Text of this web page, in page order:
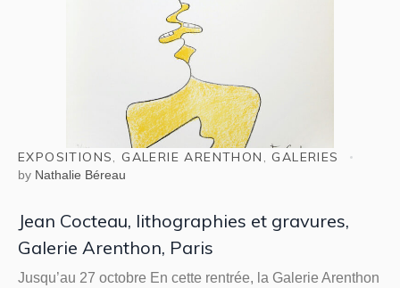
EXPOSITIONS, GALERIE ARENTHON , GALERIES
by Nathalie Béreau
Jean Cocteau, lithographies et gravures,
Galerie Arenthon, Paris
Jusqu’au 27 octobre En cette rentrée, la Galerie Arenthon